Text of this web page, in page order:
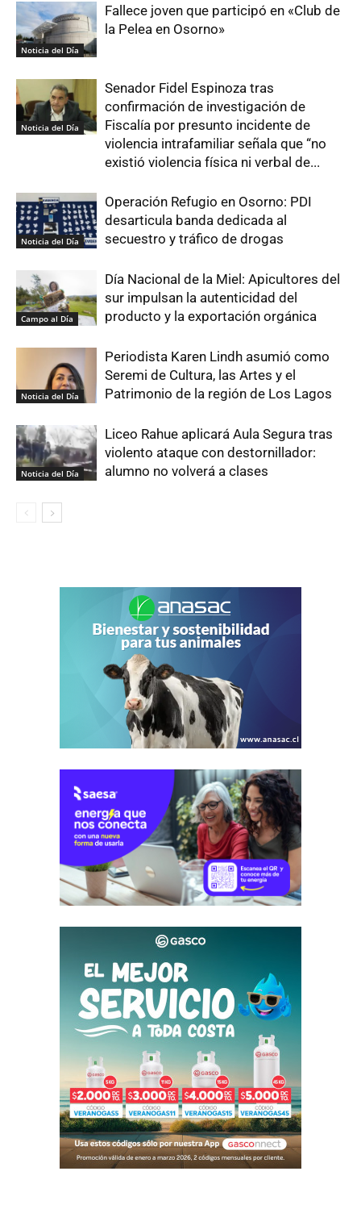
Noticia del Día
Fallece joven que participó en «Club de
la Pelea en Osorno»
Noticia del Día
Senador Fidel Espinoza tras
confirmación de investigación de
Fiscalía por presunto incidente de
violencia intrafamiliar señala que “no
existió violencia física ni verbal de...
Noticia del Día
Operación Refugio en Osorno: PDI
desarticula banda dedicada al
secuestro y tráfico de drogas
Campo al Día
Día Nacional de la Miel: Apicultores del
sur impulsan la autenticidad del
producto y la exportación orgánica
Noticia del Día
Periodista Karen Lindh asumió como
Seremi de Cultura, las Artes y el
Patrimonio de la región de Los Lagos
Noticia del Día
Liceo Rahue aplicará Aula Segura tras
violento ataque con destornillador:
alumno no volverá a clases